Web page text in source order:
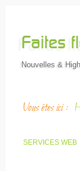
Nouvelles &
Vous êtes ici :
SERVICES WEB